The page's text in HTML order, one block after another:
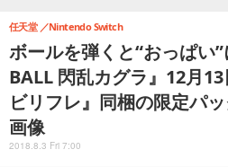
ボールを弾くと“おっぱい
BALL 閃乱カグラ』12月
ビリフレ』同梱の限定パ
画像
任天堂 Nintendo Switch
2018.8.3 Fri 7:00